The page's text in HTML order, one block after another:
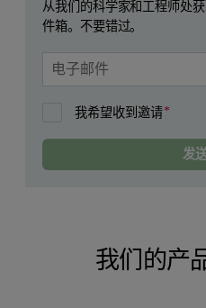
从我们的科学家和工程师处
件箱。不要错过。
我希望收到邀请
发
我们的产